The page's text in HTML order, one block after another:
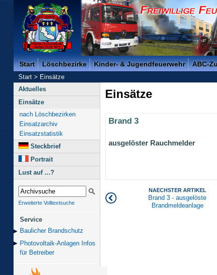
Freiwillige Feuerwehr der Kreisstadt Saarlouis -
Start Löschbezirke Kinder- & Jugendfeuerwehr ABC-
Start>Einsätze
Aktuelles
Einsätze
nach Löschbezirken
Einsatzarchiv
Einsatzstatistik
Steckbrief
Portrait
Lust auf ...?
Erweiterte Volltextsuche
Service
Baulicher Brand­schutz
Photovoltaik-Anlagen Infos
für Betreiber
Einsätze
Brand 3
ausgelöster Rauchmelder
NAECHSTER ARTIKEL
Brand 3 - ausgelöste
Brandmeldeanlage